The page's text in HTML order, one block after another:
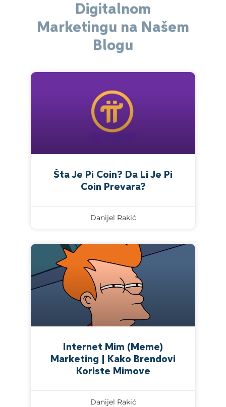
Digitalnom
Marketingu na Našem
Blogu
Šta Je Pi Coin? Da Li Je Pi
Coin Prevara?
Danijel Rakić
Internet Mim (Meme)
Marketing | Kako Brendovi
Koriste Mimove
Danijel Rakić